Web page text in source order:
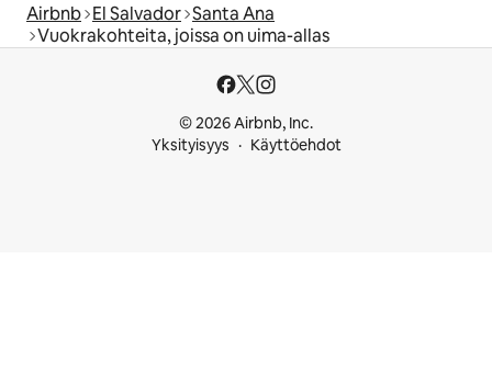
Airbnb El Salvador Santa Ana
Vuokrakohteita, joissa on uima-allas
© 2026 Airbnb, Inc.
Yksityisyys
Käyttöehdot